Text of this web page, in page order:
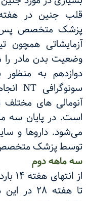
قلب جنین در
پزشک متخصص پس
آزمایشاتی همچون
وضعیت بدن مادر را
دوازدهم به
سونوگرافیNT
آنومالی های
است. در پایان سه
می‌شود. داروها و
توسط پزشک
سه ماهه دوم
از
تا هفته